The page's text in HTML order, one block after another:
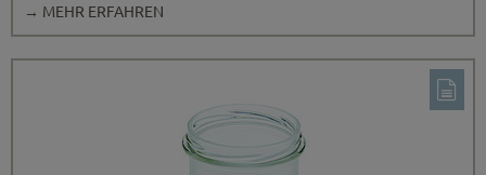
→ MEHR ERFAHREN